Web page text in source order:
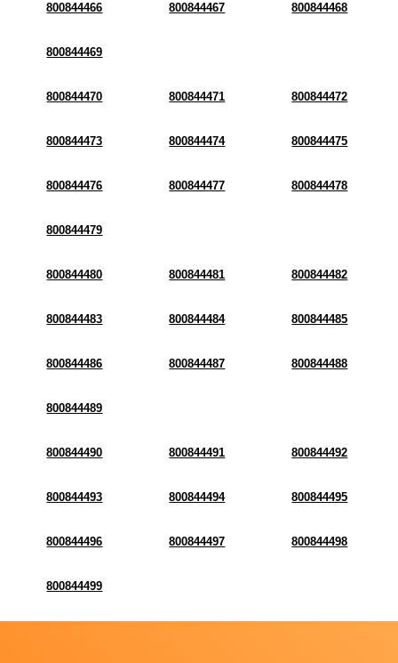
800844466 800844467 800844468
800844469
800844470 800844471 800844472
800844473 800844474 800844475
800844476 800844477 800844478
800844479
800844480 800844481 800844482
800844483 800844484 800844485
800844486 800844487 800844488
800844489
800844490 800844491 800844492
800844493 800844494 800844495
800844496 800844497 800844498
800844499